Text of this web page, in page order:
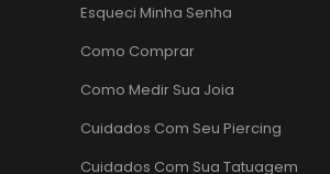
Esqueci Minha Senha
Como Comprar
Como Medir Sua Joia
Cuidados Com Seu Piercing
Cuidados Com Sua Tatuagem